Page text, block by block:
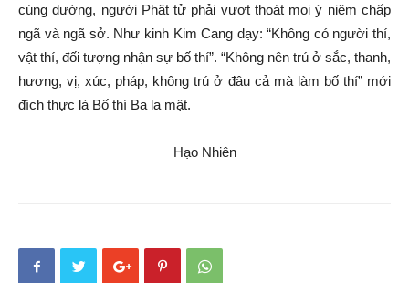
cúng dường, người Phật tử phải vượt thoát mọi ý niệm chấp
ngã và ngã sở. Như kinh Kim Cang dạy: “Không có người thí,
vật thí, đối tượng nhận sự bố thí”. “Không nên trú ở sắc, thanh,
hương, vị, xúc, pháp, không trú ở đâu cả mà làm bố thí” mới
đích thực là Bố thí Ba la mật.
Hạo Nhiên